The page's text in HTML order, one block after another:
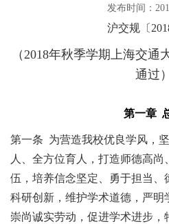
发布时间：
沪交规〔
（2018年秋季学期上海交
通过）
第一章
第一条 为营造我校优良学风，
人、全方位育人，打造师德高
伍，培养信念坚定、勇于担当、
科研创新，维护学术道德，严明
崇尚诚实劳动，促进学术进步，